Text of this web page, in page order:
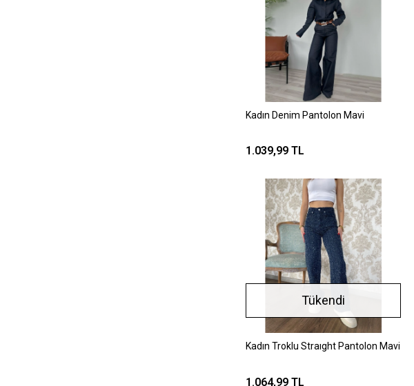
Kadın Denim Pantolon Mavi
1.039,99 TL
Tükendi
Kadın Troklu Straıght Pantolon Mavi
1.064,99 TL